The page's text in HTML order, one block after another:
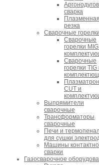
сварка
Плазменная
резка
Сварочные горелки
Сварочные
горелки
Сварочные
горелки TIG
CUT и
Выпрямители
сварочные
Трансформаторы
сварочные
Печи и
для сушки
Машины
сварки
Газосварочное